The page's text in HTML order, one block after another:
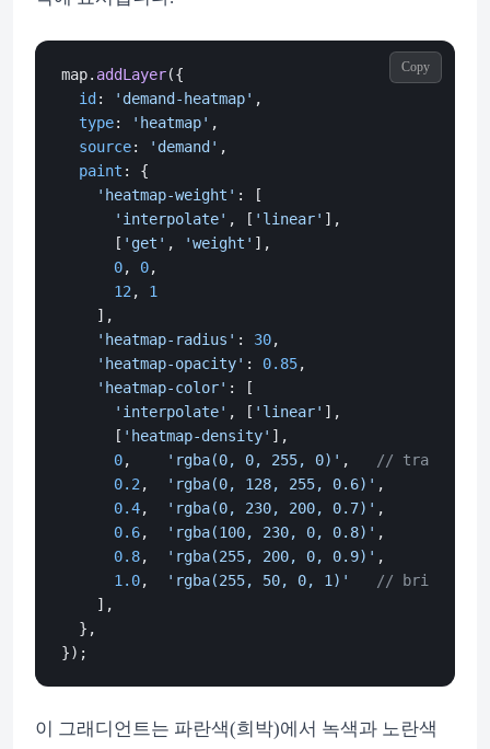
Copy
map. addLayer({
id : 'demand-heatmap' ,
type: 'heatmap' ,
source: 'demand' ,
paint : {
'heatmap-weight' : [
'interpolate' , [ 'linear' ],
      [
'get' , 'weight' ],
0, 0,
12 , 1
    ],
'heatmap-radius' : 30,
'heatmap-opacity' : 0.85,
'heatmap-color' : [
'interpolate' , [ 'linear' ],
      [
'heatmap-density' ],
0, 'rgba(0, 0, 255, 0)' ,
//
0.2 , 'rgba(0, 128, 255, 0.6)' ,
0.4, 'rgba(0, 230, 200, 0.7)' ,
0.6, 'rgba(100, 230, 0, 0.8)' ,
0.8, 'rgba(255, 200, 0, 0.9)' ,
1.0, 'rgba(255, 50, 0, 1)'
// bright red
    ],
  },
이 그래디언트는 파란색(희박)에서 녹색과 노란색